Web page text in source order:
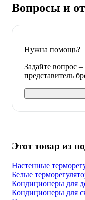
Вопросы и
Нужна помощь?
Задайте вопрос
представитель
Этот товар из
Настенные
Белые
Кондиционеры для
Кондиционеры для